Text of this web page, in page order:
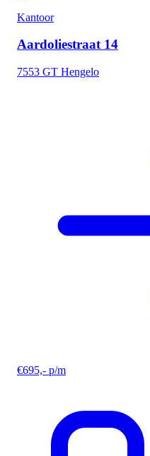
Kantoor
Aardoliestraat 14
7553 GT Hengelo
€695,- p/m